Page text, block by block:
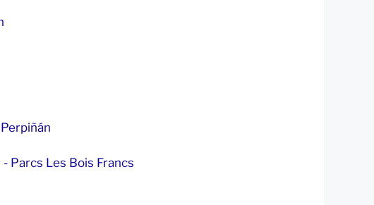
Parcs Les Bois Francs